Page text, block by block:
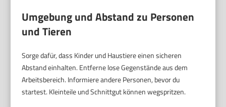
Umgebung und Abstand zu Personen
und Tieren
Sorge dafür, dass Kinder und Haustiere einen sicheren
Abstand einhalten. Entferne lose Gegenstände aus dem
Arbeitsbereich. Informiere andere Personen, bevor du
startest. Kleinteile und Schnittgut können wegspritzen.